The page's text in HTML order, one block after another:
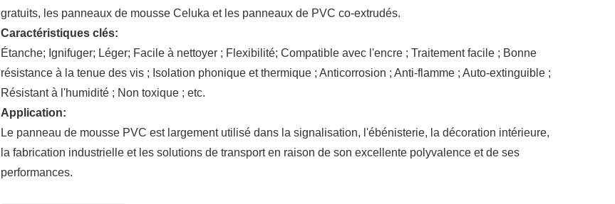
gratuits, les panneaux de mousse Celuka et les panneaux de PVC co-extrudés.
Caractéristiques clés:
Étanche; Ignifuger; Léger; Facile à nettoyer ; Flexibilité; Compatible avec l'encre ; Traitement facile ; Bonne
résistance à la tenue des vis ; Isolation phonique et thermique ; Anticorrosion ; Anti-flamme ; Auto-extinguible ;
Résistant à l'humidité ; Non toxique ; etc.
Application:
Le panneau de mousse PVC est largement utilisé dans la signalisation, l'ébénisterie, la décoration intérieure,
la fabrication industrielle et les solutions de transport en raison de son excellente polyvalence et de ses
performances.